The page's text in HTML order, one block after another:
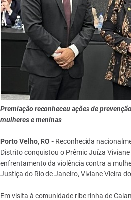
Premiação reconheceu ações de
mulheres e meninas
Porto Velho, RO - Reconhecida
Distrito conquistou o Prêmio Juíza
enfrentamento da violência contra a
Justiça do Rio de Janeiro, Viviane Vieira
Em visita à comunidade ribeirinha de